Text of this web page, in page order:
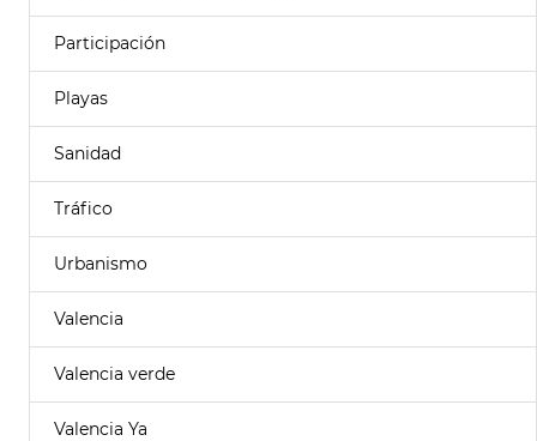
Participación
Playas
Sanidad
Tráfico
Urbanismo
Valencia
Valencia verde
Valencia Ya